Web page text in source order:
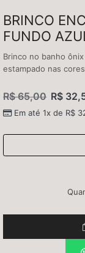
BRINCO
FUNDO
Brinco no banho
estampado nas
R$65,00 R$
Em até 1x de R$